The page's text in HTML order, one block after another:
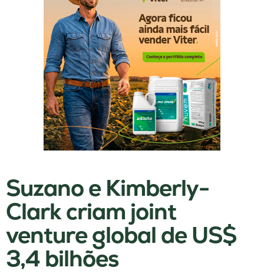
Suzano e Kimberly-
Clark criam joint
venture global de US$
3,4 bilhões